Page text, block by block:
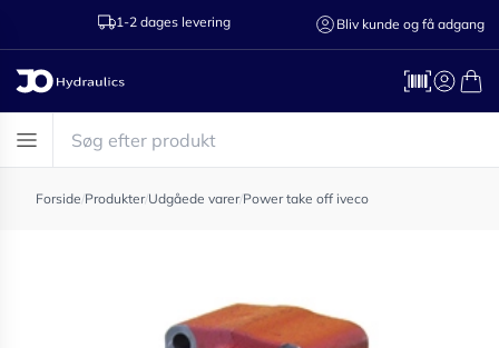
1-2 dages levering Ring til os
Bliv kunde og få adgang
Forside/Produkter/Udgåede varer/Power take off iveco